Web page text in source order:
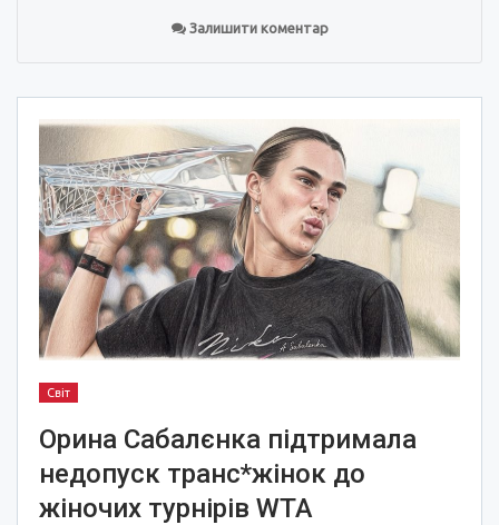
Залишити коментар
Світ
Орина Сабалєнка підтримала
недопуск транс*жінок до
жіночих турнірів WTA